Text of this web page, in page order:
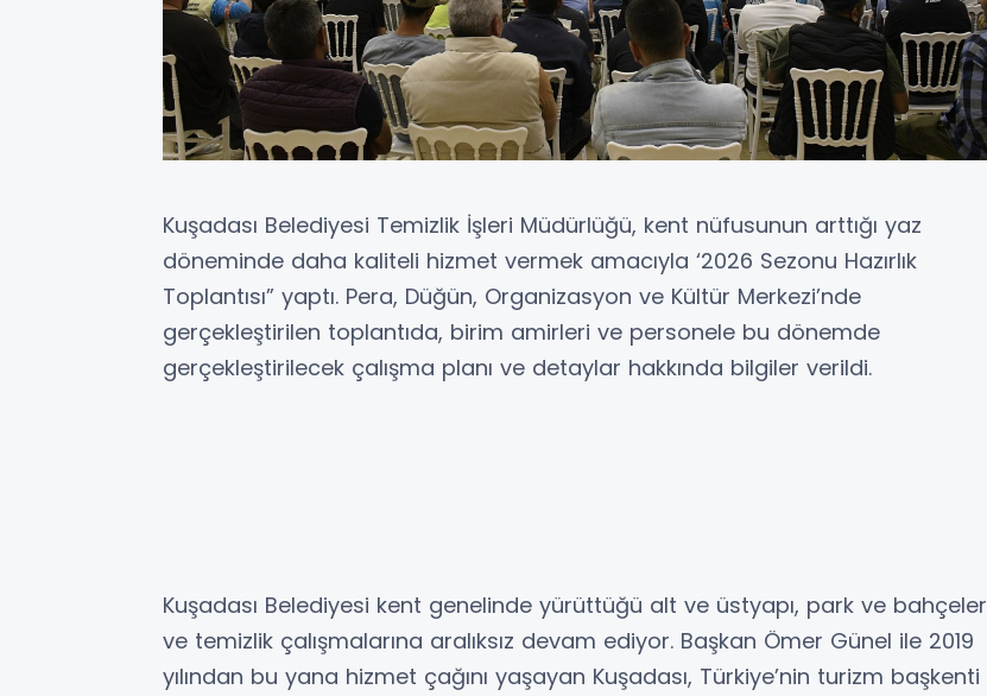
Kuşadası Belediyesi Temizlik İşleri Müdürlüğü, kent nüfusunun arttığı yaz
döneminde daha kaliteli hizmet vermek amacıyla ‘2026 Sezonu Hazırlık
Toplantısı” yaptı. Pera, Düğün, Organizasyon ve Kültür Merkezi’nde
gerçekleştirilen toplantıda, birim amirleri ve personele bu dönemde
gerçekleştirilecek çalışma planı ve detaylar hakkında bilgiler verildi.
Kuşadası Belediyesi kent genelinde yürüttüğü alt ve üstyapı, park ve bahçeler
ve temizlik çalışmalarına aralıksız devam ediyor. Başkan Ömer Günel ile 2019
yılından bu yana hizmet çağını yaşayan Kuşadası, Türkiye’nin turizm başkenti